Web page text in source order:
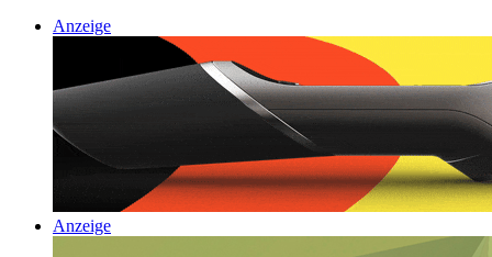
Anzeige
Anzeige